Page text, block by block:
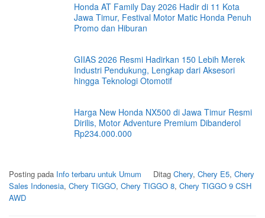
Honda AT Family Day 2026 Hadir di 11 Kota
Jawa Timur, Festival Motor Matic Honda Penuh
Promo dan Hiburan
GIIAS 2026 Resmi Hadirkan 150 Lebih Merek
Industri Pendukung, Lengkap dari Aksesori
hingga Teknologi Otomotif
Harga New Honda NX500 di Jawa Timur Resmi
Dirilis, Motor Adventure Premium Dibanderol
Rp234.000.000
Posting pada Info terbaru untuk Umum Ditag Chery, Chery E5, Chery
Sales Indonesia, Chery TIGGO, Chery TIGGO 8, Chery TIGGO 9 CSH
AWD